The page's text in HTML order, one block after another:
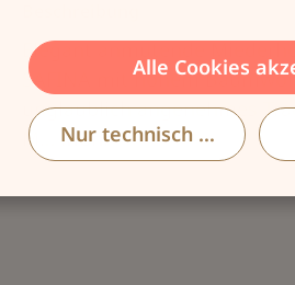
Elegant anmutende
SAFINA mit hohem
unglaublich angenehmes
M… Mehr
Alle Cookies
Nur technisch